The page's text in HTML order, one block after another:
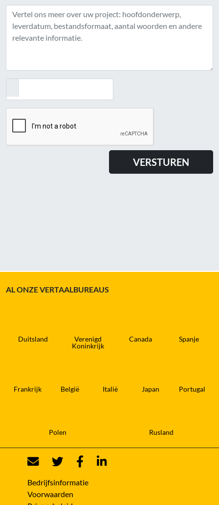
AL ONZE VERTAALBUREAUS
Duitsland
Verenigd
Koninkrijk
Canada Spanje
Frankrijk België Italië Japan Portugal
Polen Rusland
Bedrijfsinformatie
Voorwaarden